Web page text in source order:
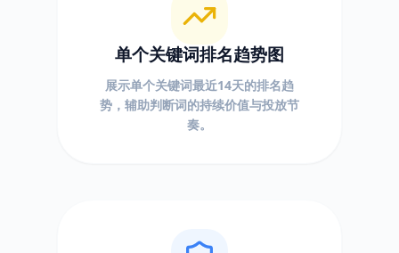
单个关键词排名趋势图
展示单个关键词最近14天的排名趋
势，辅助判断词的持续价值与投放节
奏。